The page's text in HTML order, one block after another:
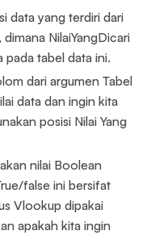
data yang terdiri dari
NilaiYangDicari
pada tabel data ini.
dari argumen Tabel
data dan ingin kita
posisi Nilai Yang
nilai Boolean
false ini bersifat
Vlookup dipakai
apakah kita ingin